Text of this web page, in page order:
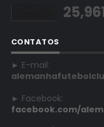
CONTATOS
► E-mail:
► Facebook:
facebook.com/